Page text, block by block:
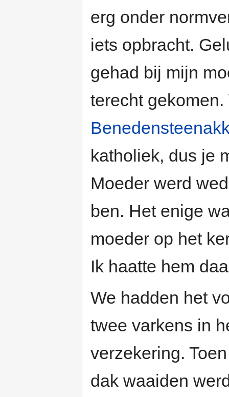
erg onder
iets opbracht.
gehad bij mijn
terecht
katholiek, dus je
Moeder werd
ben. Het enige
moeder op het
Ik haatte hem
We hadden het
twee varkens in
verzekering.
dak waaiden